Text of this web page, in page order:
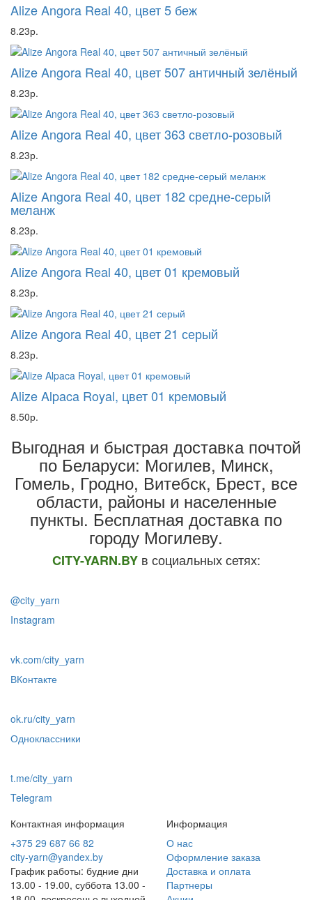
Alize Angora Real 40, цвет 5 беж
8.23р.
Alize Angora Real 40, цвет 507 античный зелёный
8.23р.
Alize Angora Real 40, цвет 363 светло-розовый
8.23р.
Alize Angora Real 40, цвет 182 средне-серый
меланж
8.23р.
Alize Angora Real 40, цвет 01 кремовый
8.23р.
Alize Angora Real 40, цвет 21 серый
8.23р.
Alize Alpaca Royal, цвет 01 кремовый
8.50р.
Выгодная и быстрая доставка почтой
по Беларуси: Могилев, Минск,
Гомель, Гродно, Витебск, Брест,все
области, районы и населенные
пункты. Бесплатная доставка по
городу Могилеву.
CITY-YARN.BYв социальных сетях:
@city_yarn
Instagram
vk.com/city_yarn
ВКонтакте
ok.ru/city_yarn
Одноклассники
t.me/city_yarn
Telegram
Контактная информация
+375 29 687 66 82
city-yarn@yandex.by
График работы: будние дни
13.00 - 19.00, суббота 13.00 -
Информация
О нас
Оформление заказа
Доставка и оплата
Партнеры